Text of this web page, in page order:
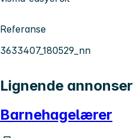
Referanse
3633407_180529_nn
Lignende annonser
Barnehagelærer